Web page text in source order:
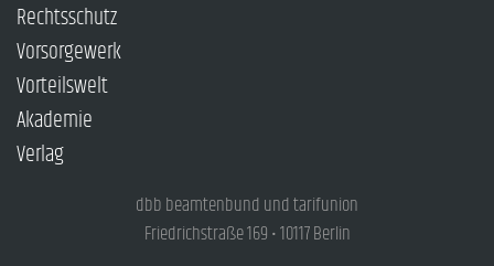
Rechtsschutz
Vorsorgewerk
Vorteilswelt
Akademie
Verlag
dbb beamtenbund und tarifunion
Friedrichstraße 169 • 10117 Berlin